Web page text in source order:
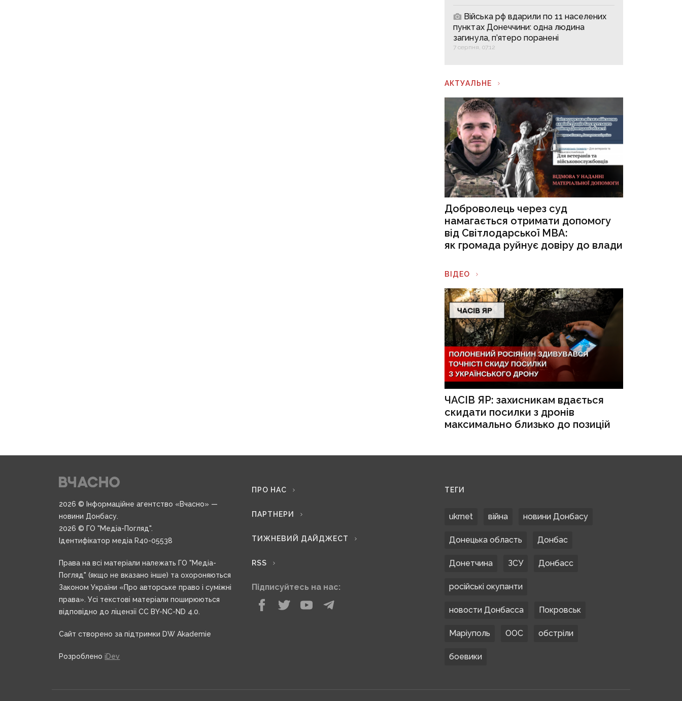
Війська рф вдарили по 11 населених
пунктах Донеччини: одна людина
загинула, п’ятеро поранені
7 серпня, 07:12
АКТУАЛЬНЕ
Доброволець через суд
намагається отримати допомогу
від Світлодарської МВА:
як громада руйнує довіру до влади
ВІДЕО
ЧАСІВ ЯР: захисникам вдається
скидати посилки з дронів
максимально близько до позицій
2026 © Інформаційне агентство «Вчасно» —
новини Донбасу.
2026 © ГО "Медіа-Погляд".
Ідентифікатор медіа R40-05538
Права на всі матеріали належать ГО "Медіа-
Погляд" (якщо не вказано інше) та охороняються
Законом України «Про авторське право і суміжні
права». Усі текстові матеріали поширюються
відповідно до ліцензії CC BY-NC-ND 4.0.
Сайт створено за підтримки DW Akademie
Розроблено iDev
ПРО НАС
ПАРТНЕРИ
ТИЖНЕВИЙ ДАЙДЖЕСТ
RSS
Підписуйтесь на нас:
ТЕГИ
ukrnet війна новини Донбасу
Донецька область Донбас
Донетчина ЗСУ Донбасс
російські окупанти
новости Донбасса Покровськ
Маріуполь ООС обстріли
боевики